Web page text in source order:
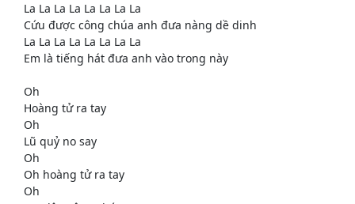
La La La La La La La La
Cứu được công chúa anh đưa nàng dề dinh
La La La La La La La La
Em là tiếng hát đưa anh vào trong này
Oh
Hoàng tử ra tay
Oh
Lũ quỷ no say
Oh
Oh hoàng tử ra tay
Oh